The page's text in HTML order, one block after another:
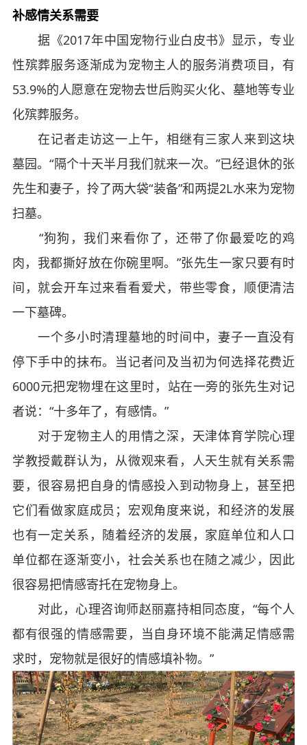
补感情关系需要
据《2017年中国宠物行业白皮书》显示，专业
性殡葬服务逐渐成为宠物主人的服务消费项目，有
53.9%的人愿意在宠物去世后购买火化、墓地等专业
化殡葬服务。
在记者走访这一上午，相继有三家人来到这块
墓园。“隔个十天半月我们就来一次。”已经退休的张
先生和妻子，拎了两大袋“装备”和两提2L水来为宠物
扫墓。
“狗狗，我们来看你了，还带了你最爱吃的鸡
肉，我都撕好放在你碗里啊。”张先生一家只要有时
间，就会开车过来看看爱犬，带些零食，顺便清洁
一下墓碑。
一个多小时清理墓地的时间中，妻子一直没有
停下手中的抹布。当记者问及当初为何选择花费近
6000元把宠物埋在这里时，站在一旁的张先生对记
者说：“十多年了，有感情。”
对于宠物主人的用情之深，天津体育学院心理
学教授戴群认为，从微观来看，人天生就有关系需
要，很容易把自身的情感投入到动物身上，甚至把
它们看做家庭成员；宏观角度来说，和经济的发展
也有一定关系，随着经济的发展，家庭单位和人口
单位都在逐渐变小，社会关系也在随之减少，因此
很容易把情感寄托在宠物身上。
对此，心理咨询师赵丽嘉持相同态度，“每个人
都有很强的情感需要，当自身环境不能满足情感需
求时，宠物就是很好的情感填补物。”